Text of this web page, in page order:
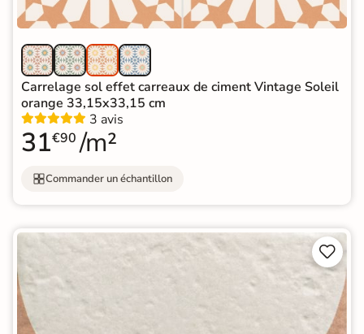
Carrelage sol effet carreaux de ciment Vintage Soleil
orange 33,15x33,15 cm
3 avis
31€90 /m²
Commander un échantillon

